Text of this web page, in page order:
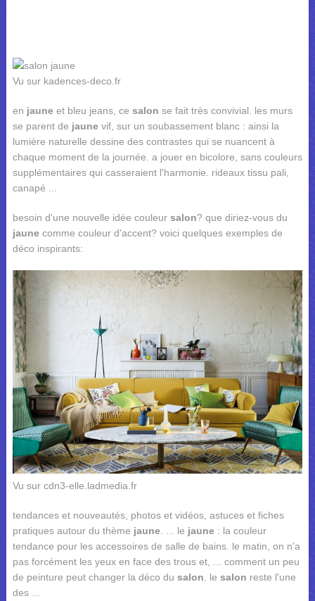
Vu sur kadences-deco.fr
en jauneet bleu jeans, ce salon se fait très convivial. les murs
se parent de jaunevif, sur un soubassement blanc : ainsi la
lumière naturelle dessine des contrastes qui se nuancent à
chaque moment de la journée. a jouer en bicolore, sans couleurs
supplémentaires qui casseraient l'harmonie. rideaux tissu pali,
canapé ...
besoin d'une nouvelle idée couleur salon? que diriez-vous du
jaunecomme couleur d'accent? voici quelques exemples de
déco inspirants:
Vu sur cdn3-elle.ladmedia.fr
tendances et nouveautés, photos et vidéos, astuces et fiches
pratiques autour du thème jaune. ... le jaune: la couleur
tendance pour les accessoires de salle de bains. le matin, on n'a
pas forcément les yeux en face des trous et, ... comment un peu
de peinture peut changer la déco du salon . le salon reste l'une
des ...